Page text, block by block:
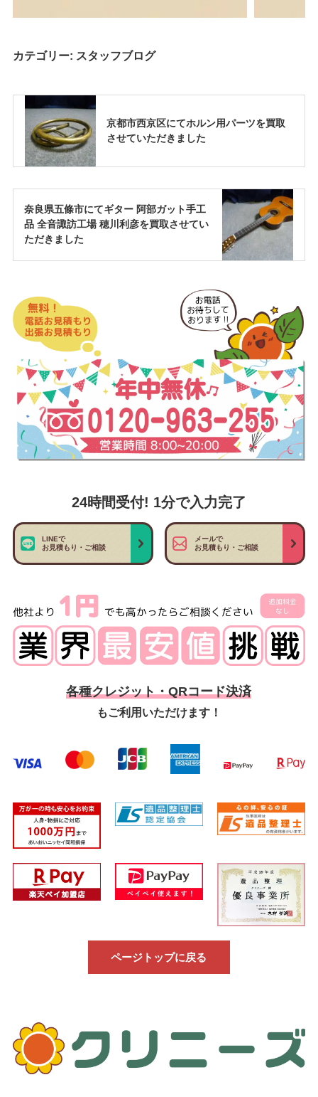
カテゴリー: スタッフブログ
京都市西京区にてホルン用パーツを買取
させていただきました
奈良県五條市にてギター 阿部ガット手工
品 全音諏訪工場 穂川利彦を買取させてい
ただきました
24時間受付! 1分で入力完了
LINEで
お見積もり・ご相談
メールで
お見積もり・ご相談
各種クレジット・QRコード決済
もご利用いただけます！
ページトップに戻る